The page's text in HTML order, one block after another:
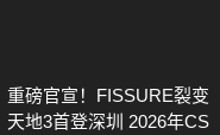
重磅官宣！FISSURE裂变
天地3首登深圳 2026年CS